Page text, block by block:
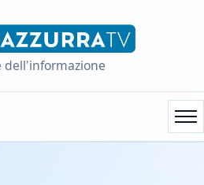
dell'informazione